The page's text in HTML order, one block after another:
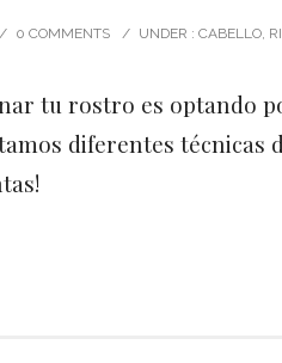
/ 0 COMMENTS / UNDER : CABELLO
tu rostro es optando
diferentes técnicas